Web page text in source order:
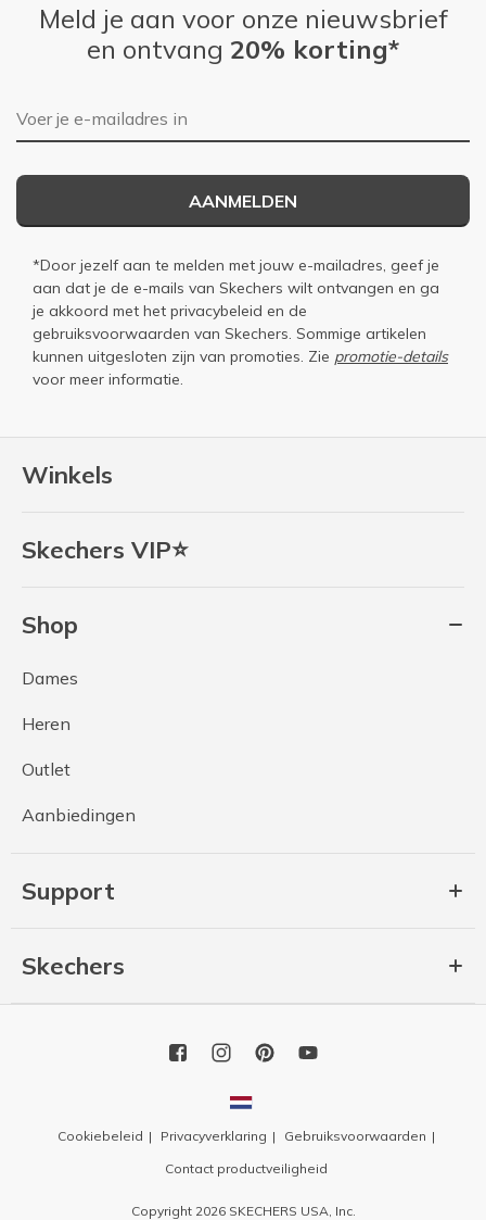
Winkels
Skechers VIP⭐
Shop
Dames
Heren
Outlet
Aanbiedingen
Support
Skechers
Meld je aan voor onze nieuwsbrief
en ontvang 20% korting*
E-mailadres
AANMELDEN
*Door jezelf aan te melden met jouw e-mailadres, geef je
aan dat je de e-mails van Skechers wilt ontvangen en ga
je akkoord met het privacybeleid en de
gebruiksvoorwaarden van Skechers. Sommige artikelen
kunnen uitgesloten zijn van promoties. Zie promotie-details
voor meer informatie.
Cookiebeleid Privacyverklaring
Gebruiksvoorwaarden
Contact productveiligheid
Copyright 2026 SKECHERS USA, Inc.